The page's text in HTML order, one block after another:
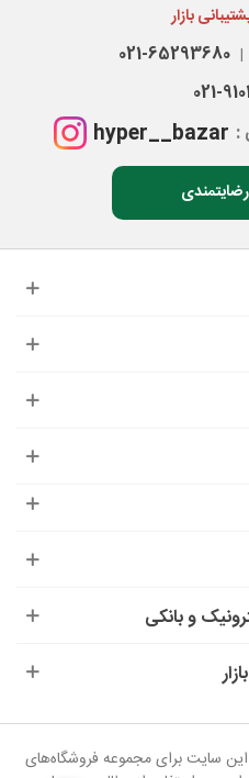
بازار
|
021-65293680
021-
:
hyper__bazar
و بانکی
این سایت برای مجموعه فروشگاه‌های